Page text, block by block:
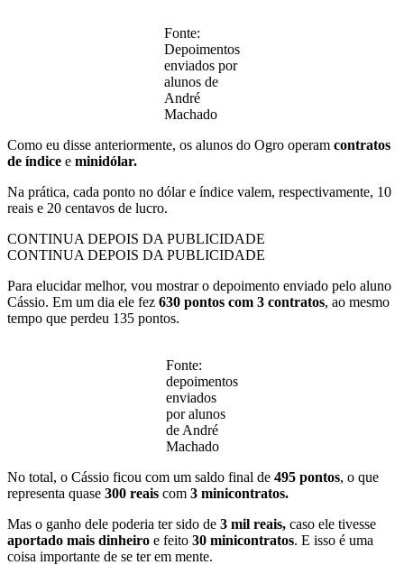
Fonte:
Depoimentos
enviados por
alunos de
André
Machado
Como eu disse anteriormente, os alunos do Ogro operam contratos
de índice e minidólar.
Na prática, cada ponto no dólar e índice valem, respectivamente, 10
reais e 20 centavos de lucro.
CONTINUA DEPOIS DA PUBLICIDADE
CONTINUA DEPOIS DA PUBLICIDADE
Para elucidar melhor, vou mostrar o depoimento enviado pelo aluno
Cássio. Em um dia ele fez 630 pontos com 3 contratos, ao mesmo
tempo que perdeu 135 pontos.
Fonte:
depoimentos
enviados
por alunos
de André
Machado
No total, o Cássio ficou com um saldo final de 495 pontos, o que
representa quase 300 reais com 3 minicontratos.
Mas o ganho dele poderia ter sido de 3 mil reais, caso ele tivesse
aportado mais dinheiro e feito 30 minicontratos. E isso é uma
coisa importante de se ter em mente.